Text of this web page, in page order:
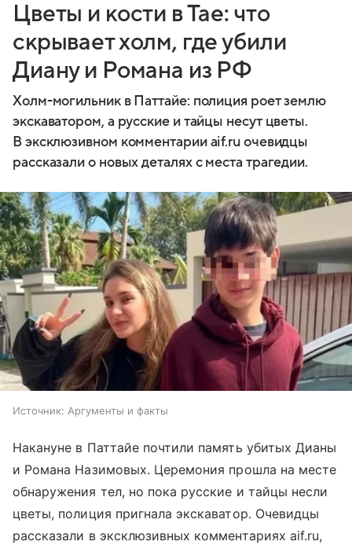
Цветы и кости в Тае: что
скрывает холм, где убили
Диану и Романа из РФ
Холм-могильник в Паттайе: полиция роет землю
экскаватором, а русские и тайцы несут цветы.
В эксклюзивном комментарии aif.ru очевидцы
рассказали о новых деталях с места трагедии.
Источник: Аргументы и факты
Накануне в Паттайе почтили память убитых Дианы
и Романа Назимовых. Церемония прошла на месте
обнаружения тел, но пока русские и тайцы несли
цветы, полиция пригнала экскаватор. Очевидцы
рассказали в эксклюзивных комментариях aif.ru,